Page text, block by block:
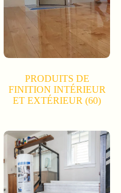
PRODUITS DE
FINITION INTÉRIEUR
ET EXTÉRIEUR(60)